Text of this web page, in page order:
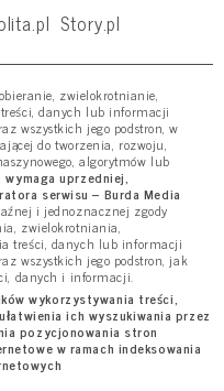
Story.pl
zwielokrotnianie,
danych lub informacji
wszystkich jego podstron, w
do tworzenia, rozwoju,
algorytmów lub
uprzedniej,
serwisu – Burda Media
i jednoznacznej zgody
zwielokrotniania,
treści, danych lub informacji
wszystkich jego podstron, jak
danych i informacji.
wykorzystywania treści,
ich wyszukiwania przez
pozycjonowania stron
w ramach indeksowania